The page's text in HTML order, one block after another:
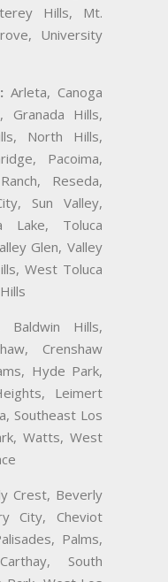
Hills, Mt.
University
Arleta, Canoga
Granada Hills,
North Hills,
Pacoima,
Reseda,
Sun Valley,
Lake, Toluca
Glen, Valley
West Toluca
Baldwin Hills,
Crenshaw
Hyde Park,
Leimert
Southeast Los
Watts, West
Crest, Beverly
City, Cheviot
Palms,
South